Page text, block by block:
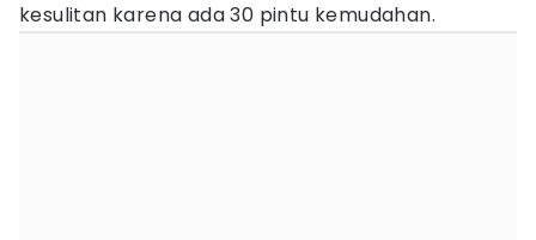
kesulitan karena ada 30 pintu kemudahan.